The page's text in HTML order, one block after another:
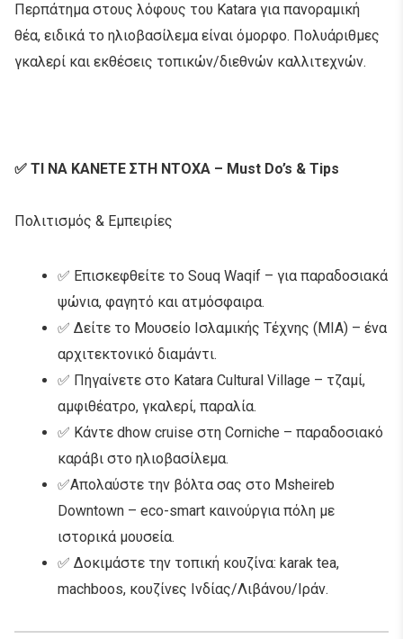
Περπάτημα στους λόφους του Katara για πανοραμική
θέα, ειδικά το ηλιοβασίλεμα είναι όμορφο. Πολυάριθμες
γκαλερί και εκθέσεις τοπικών/διεθνών καλλιτεχνών.
✅ ΤΙ ΝΑ ΚΑΝΕΤΕ ΣΤΗ ΝΤΟΧΑ – Must Do’s & Tips
Πολιτισμός & Εμπειρίες
✅ Επισκεφθείτε το Souq Waqif – για παραδοσιακά
ψώνια, φαγητό και ατμόσφαιρα.
✅ Δείτε το Μουσείο Ισλαμικής Τέχνης (MIA) – ένα
αρχιτεκτονικό διαμάντι.
✅ Πηγαίνετε στο Katara Cultural Village – τζαμί,
αμφιθέατρο, γκαλερί, παραλία.
✅ Κάντε dhow cruise στη Corniche – παραδοσιακό
καράβι στο ηλιοβασίλεμα.
✅Απολαύστε την βόλτα σας στο Msheireb
Downtown – eco-smart καινούργια πόλη με
ιστορικά μουσεία.
✅ Δοκιμάστε την τοπική κουζίνα: karak tea,
machboos, κουζίνες Ινδίας/Λιβάνου/Ιράν.